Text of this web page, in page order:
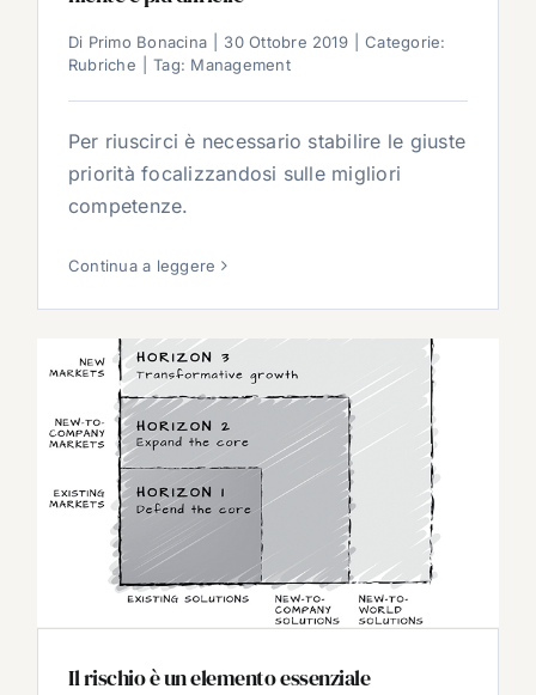
Di Primo Bonacina 30 Ottobre 2019
Categorie:
Rubriche
Tag: Management
Per riuscirci è necessario stabilire le giuste
priorità focalizzandosi sulle migliori
competenze.
Continua a leggere
Il rischio è un elemento essenziale